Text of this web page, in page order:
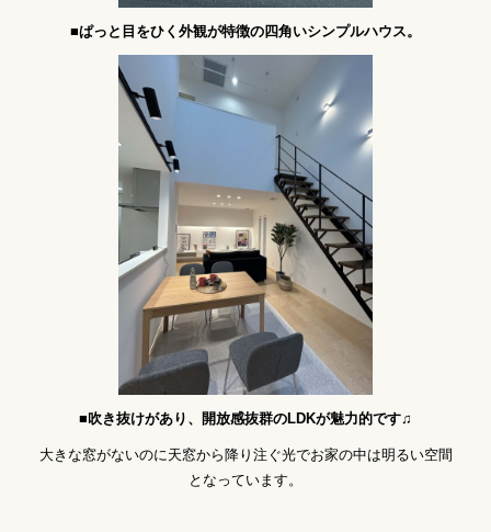
■ぱっと目をひく外観が特徴の四角いシンプルハウス。
■吹き抜けがあり、開放感抜群のLDKが魅力的です♫
大きな窓がないのに天窓から降り注ぐ光でお家の中は明るい空間
となっています。